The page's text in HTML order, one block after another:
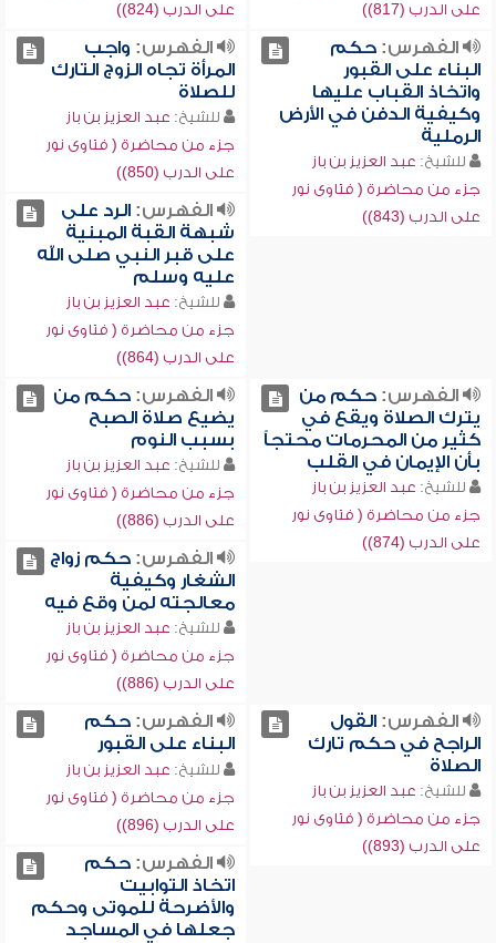
على الدرب (817))
على الدرب (824))
الفهرس:حكم
البناء على القبور
واتخاذ القباب عليها
وكيفية الدفن في الأرض
الرملية
للشيخ: عبد العزيز بن باز
جزء من محاضرة ( فتاوى نور
على الدرب (843))
الفهرس: واجب
المرأة تجاه الزوج التارك
للصلاة
للشيخ: عبد العزيز بن باز
جزء من محاضرة ( فتاوى نور
على الدرب (850))
الفهرس:الرد على
شبهة القبة المبنية
على قبر النبي صلى الله
عليه وسلم
للشيخ: عبد العزيز بن باز
جزء من محاضرة ( فتاوى نور
على الدرب (864))
الفهرس:حكم من
يترك الصلاة ويقع في
كثير من المحرمات محتجاً
بأن الإيمان في القلب
للشيخ: عبد العزيز بن باز
جزء من محاضرة ( فتاوى نور
على الدرب (874))
الفهرس:حكم من
يضيع صلاة الصبح
بسبب النوم
للشيخ: عبد العزيز بن باز
جزء من محاضرة ( فتاوى نور
على الدرب (886))
الفهرس:حكم زواج
الشغار وكيفية
معالجته لمن وقع فيه
للشيخ: عبد العزيز بن باز
جزء من محاضرة ( فتاوى نور
على الدرب (886))
الفهرس:القول
الراجح في حكم تارك
الصلاة
للشيخ: عبد العزيز بن باز
جزء من محاضرة ( فتاوى نور
على الدرب (893))
الفهرس:حكم
البناء على القبور
للشيخ: عبد العزيز بن باز
جزء من محاضرة ( فتاوى نور
على الدرب (896))
الفهرس:حكم
اتخاذ التوابيت
والأضرحة للموتى وحكم
جعلها في المساجد